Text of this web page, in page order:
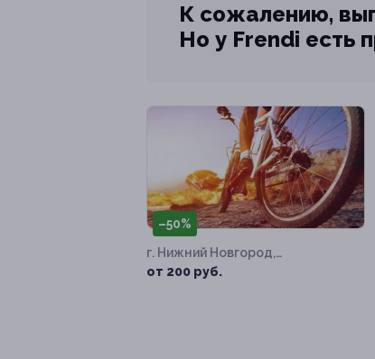
К сожалению,
Но у Frendi есть
–50%
г. Нижний Новгород,
Рождественская ул, д. 24
от 200 руб.